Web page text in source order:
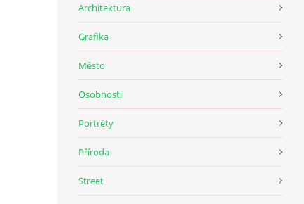
Architektura
Grafika
Město
Osobnosti
Portréty
Příroda
Street